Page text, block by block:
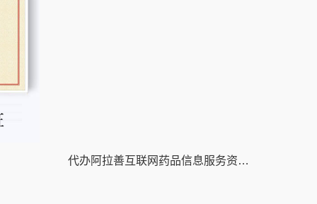
代办阿拉善互联网药品信息服务资格证